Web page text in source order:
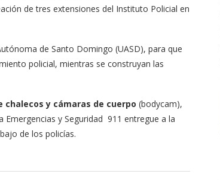
de tres extensiones del Instituto Policial en
de Santo Domingo (UASD), para que
policial, mientras se construyan las
chalecos y cámaras de cuerpo (bodycam),
y Seguridad 911 entregue a la
de los policías.